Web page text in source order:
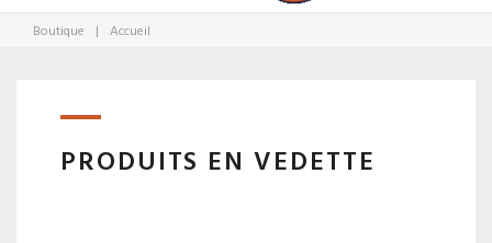
Boutique | Accueil
PRODUITS EN VEDETTE